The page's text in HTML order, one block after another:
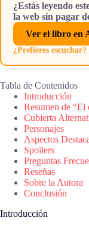
¿Estás leyendo
la web sin pagar
Ver el libro en
¿Prefieres
Tabla de Contenidos
Introducción
Resumen de
Cubierta
Personajes
Aspectos
Spoilers
Preguntas
Reseñas
Sobre la Autora
Conclusión
Introducción